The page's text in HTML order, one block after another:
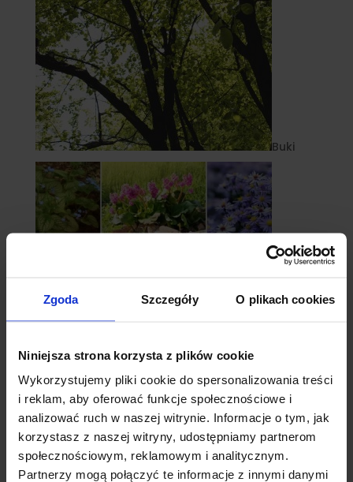
Zgoda Szczegóły O plikach cookies
Niniejsza strona korzysta z plików cookie
Wykorzystujemy pliki cookie do spersonalizowania treści
i reklam, aby oferować funkcje społecznościowe i
analizować ruch w naszej witrynie. Informacje o tym, jak
korzystasz z naszej witryny, udostępniamy partnerom
społecznościowym, reklamowym i analitycznym.
Partnerzy mogą połączyć te informacje z innymi danymi
Buki
Byliny